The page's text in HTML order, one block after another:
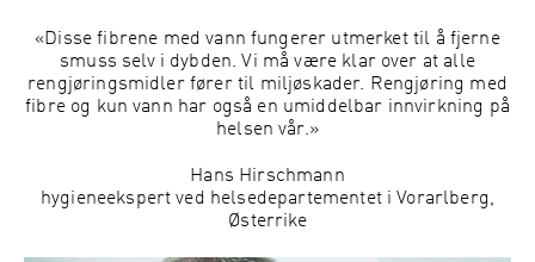
«Disse fibrene med vann fungerer utmerket til å fjerne
smuss selv i dybden. Vi må være klar over at alle
rengjøringsmidler fører til miljøskader. Rengjøring med
fibre og kun vann har også en umiddelbar innvirkning på
helsen vår.»
Hans Hirschmann
hygieneekspert ved helsedepartementet i Vorarlberg,
Østerrike